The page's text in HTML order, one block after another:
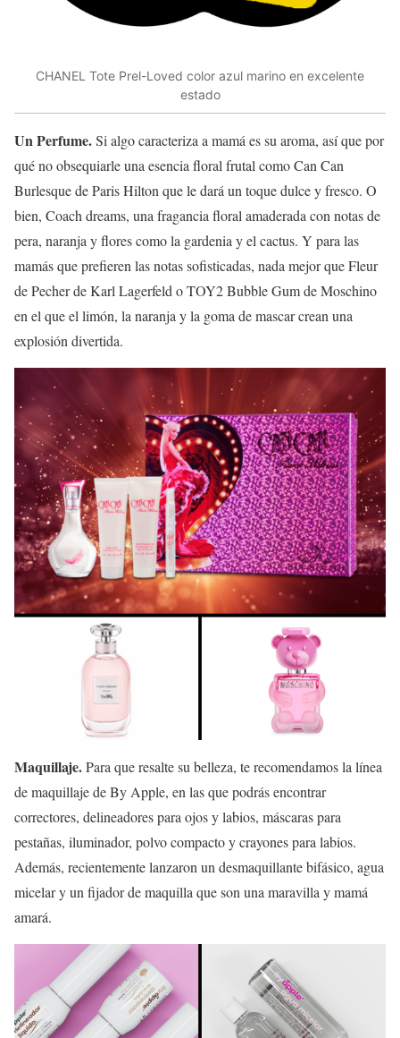
CHANEL Tote Prel-Loved color azul marino en excelente
estado
Un Perfume.Si algo caracteriza a mamá es su aroma, así que por
qué no obsequiarle una esencia floral frutal como Can Can
Burlesque de Paris Hilton que le dará un toque dulce y fresco. O
bien, Coach dreams, una fragancia floral amaderada con notas de
pera, naranja y flores como la gardenia y el cactus. Y para las
mamás que prefieren las notas sofisticadas, nada mejor que Fleur
de Pecher de Karl Lagerfeld o TOY2 Bubble Gum de Moschino
en el que el limón, la naranja y la goma de mascar crean una
explosión divertida.
Maquillaje.Para que resalte su belleza, te recomendamos la línea
de maquillaje de By Apple, en las que podrás encontrar
correctores, delineadores para ojos y labios, máscaras para
pestañas, iluminador, polvo compacto y crayones para labios.
Además, recientemente lanzaron un desmaquillante bifásico, agua
micelar y un fijador de maquilla que son una maravilla y mamá
amará.